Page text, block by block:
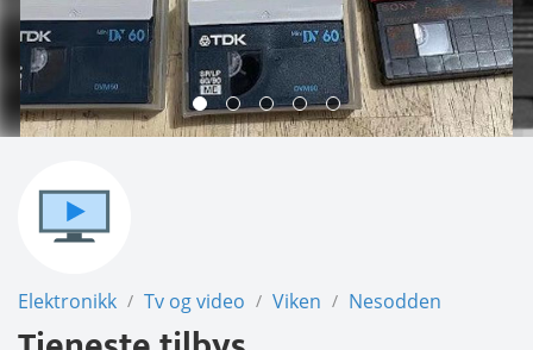
Elektronikk / Tv og video / Viken / Nesodden